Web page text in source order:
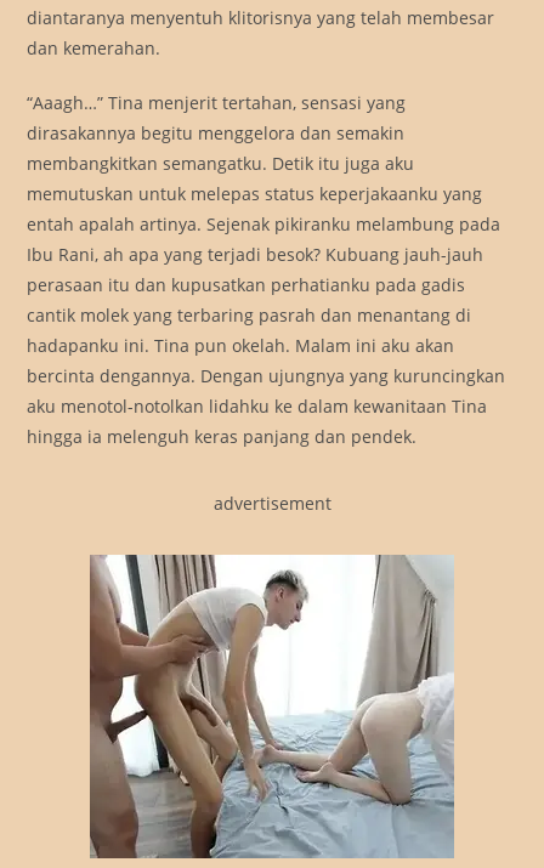
diantaranya menyentuh klitorisnya yang telah membesar
dan kemerahan.
“Aaagh…” Tina menjerit tertahan, sensasi yang
dirasakannya begitu menggelora dan semakin
membangkitkan semangatku. Detik itu juga aku
memutuskan untuk melepas status keperjakaanku yang
entah apalah artinya. Sejenak pikiranku melambung pada
Ibu Rani, ah apa yang terjadi besok? Kubuang jauh-jauh
perasaan itu dan kupusatkan perhatianku pada gadis
cantik molek yang terbaring pasrah dan menantang di
hadapanku ini. Tina pun okelah. Malam ini aku akan
bercinta dengannya. Dengan ujungnya yang kuruncingkan
aku menotol-notolkan lidahku ke dalam kewanitaan Tina
hingga ia melenguh keras panjang dan pendek.
advertisement